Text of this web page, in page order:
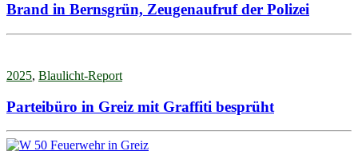
Brand in Bernsgrün, Zeugenaufruf der Polizei
2025, Blaulicht-Report
Parteibüro in Greiz mit Graffiti besprüht